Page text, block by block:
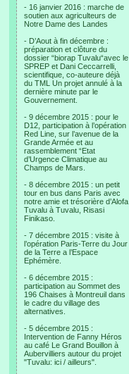
- 16 janvier 2016 : marche de
soutien aux agriculteurs de
Notre Dame des Landes
- D’Aout à fin décembre :
préparation et clôture du
dossier “biorap Tuvalu“avec le
SPREP et Dani Ceccarrelli,
scientifique, co-auteure déjà
du TML Un projet annulé à la
dernière minute par le
Gouvernement.
- 9 décembre 2015 : pour le
D12, participation à l’opération
Red Line, sur l’avenue de la
Grande Armée et au
rassemblement “Etat
d’Urgence Climatique au
Champs de Mars.
- 8 décembre 2015 : un petit
tour en bus dans Paris avec
notre amie et trésorière d’Alofa
Tuvalu à Tuvalu, Risasi
Finikaso.
- 7 décembre 2015 : visite à
l’opération Paris-Terre du Jour
de la Terre a l’Espace
Ephémère.
- 6 décembre 2015 :
participation au Sommet des
196 Chaises à Montreuil dans
le cadre du village des
alternatives.
- 5 décembre 2015 :
Intervention de Fanny Héros
au café Le Grand Bouillon à
Aubervilliers autour du projet
"Tuvalu: ici / ailleurs".